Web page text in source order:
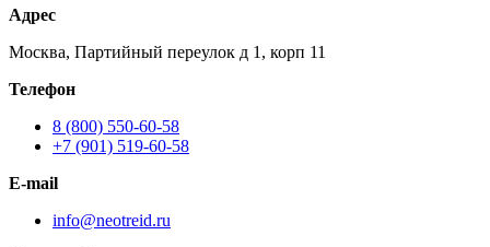
Адрес
Москва, Партийный переулок д 1, корп 11
Телефон
8 (800) 550-60-58
+7 (901) 519-60-58
E-mail
info@neotreid.ru